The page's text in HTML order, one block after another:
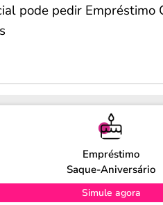
pode pedir Empréstimo
Empréstimo
Saque-Aniversário
Simule agora